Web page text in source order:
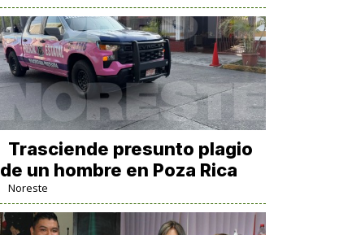
Trasciende presunto plagio
de un hombre en Poza Rica
Noreste